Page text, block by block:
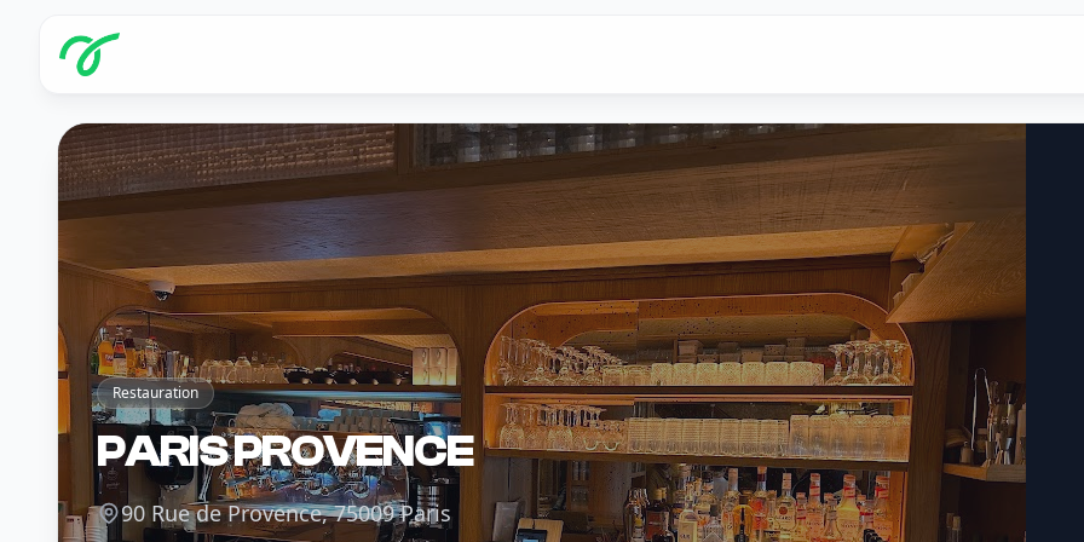
Restauration
PARIS PROVENCE
90 Rue de Provence, 75009 Paris